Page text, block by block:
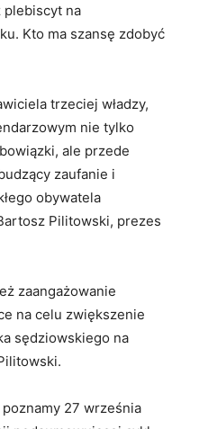
na
Kto ma szansę zdobyć
trzeciej władzy,
nie tylko
ale przede
zaufanie i
obywatela
Pilitowski, prezes
zaangażowanie
na celu zwiększenie
sędziowskiego na
27 września